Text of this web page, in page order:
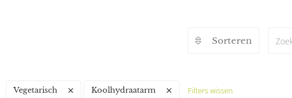
Sorteren
Vegetarisch Koolhydraatarm Filters wissen